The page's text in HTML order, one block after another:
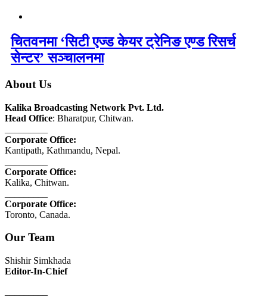
चितवनमा ‘सिटी एज्ड केयर ट्रेनिङ एण्ड रिसर्च
सेन्टर’ सञ्चालनमा
About Us
Kalika Broadcasting Network Pvt. Ltd.
Head Office: Bharatpur, Chitwan.
Corporate Office:
Kantipath, Kathmandu, Nepal.
Corporate Office:
Kalika, Chitwan.
Corporate Office:
Toronto, Canada.
Our Team
Shishir Simkhada
Editor-In-Chief